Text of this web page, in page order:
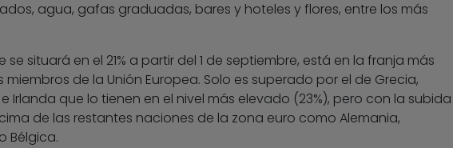
agua, gafas graduadas, bares y hoteles y flores, entre los más
se situará en el 21% a partir del 1 de septiembre, está en la franja más
de la Unión Europea. Solo es superado por el de Grecia,
Irlanda que lo tienen en el nivel más elevado (23%), pero con la subida
de las restantes naciones de la zona euro como Alemania,
Bélgica.